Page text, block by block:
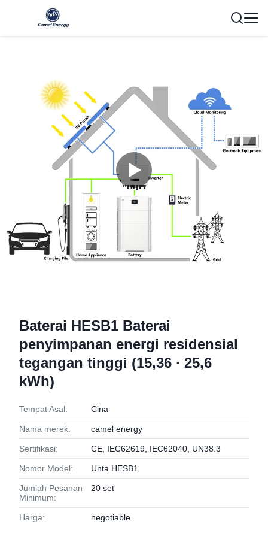
Baterai HESB1 Baterai
penyimpanan energi residensial
tegangan tinggi (15,36 ∙ 25,6
kWh)
Tempat Asal: Cina
Nama merek: camel energy
Sertifikasi: CE, IEC62619, IEC62040, UN38.3
Nomor Model: Unta HESB1
Jumlah Pesanan
Minimum:
20 set
Harga: negotiable